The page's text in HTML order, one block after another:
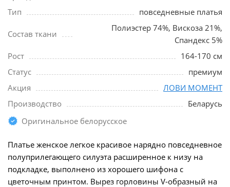
Тип
повседневные платья
Состав ткани
Полиэстер 74%, Вискоза 21%,
Спандекс 5%
Рост
164-170 см
Статус
премиум
Акция
ЛОВИ МОМЕНТ
Производство
Беларусь
Оригинальное белорусское
Платье женское легкое красивое нарядно повседневное
полуприлегающего силуэта расширенное к низу на
подкладке, выполнено из хорошего шифона с
цветочным принтом. Вырез горловины V-образный на